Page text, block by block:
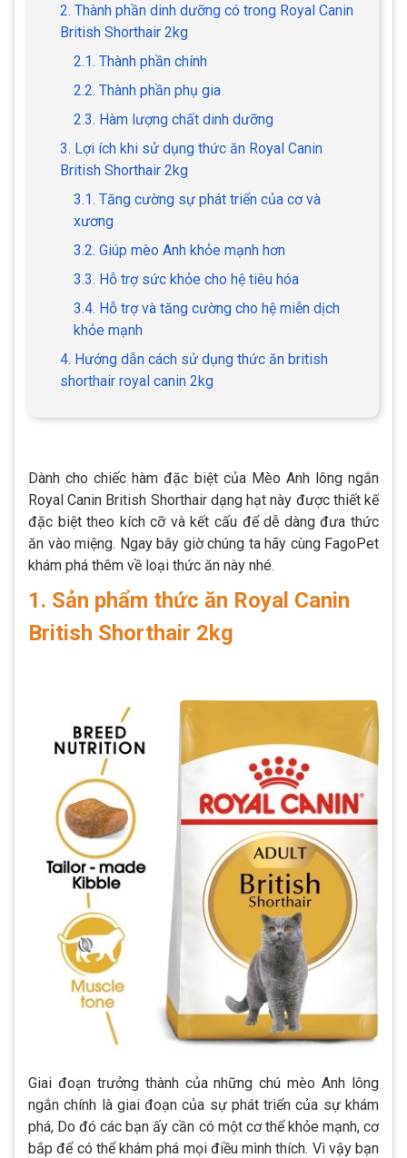
2. Thành phần dinh dưỡng có trong Royal Canin
British Shorthair 2kg
2.1. Thành phần chính
2.2. Thành phần phụ gia
2.3. Hàm lượng chất dinh dưỡng
3. Lợi ích khi sử dụng thức ăn Royal Canin
British Shorthair 2kg
3.1. Tăng cường sự phát triển của cơ và
xương
3.2. Giúp mèo Anh khỏe mạnh hơn
3.3. Hỗ trợ sức khỏe cho hệ tiêu hóa
3.4. Hỗ trợ và tăng cường cho hệ miễn dịch
khỏe mạnh
4. Hướng dẫn cách sử dụng thức ăn british
shorthair royal canin 2kg
Dành cho chiếc hàm đặc biệt của Mèo Anh lông ngắn
Royal Canin British Shorthair dạng hạt này được thiết kế
đặc biệt theo kích cỡ và kết cấu để dễ dàng đưa thức
ăn vào miệng. Ngay bây giờ chúng ta hãy cùng FagoPet
khám phá thêm về loại thức ăn này nhé.
1. Sản phẩm thức ăn Royal Canin
British Shorthair 2kg
Giai đoạn trưởng thành của những chú mèo Anh lông
ngắn chính là giai đoạn của sự phát triển của sự khám
phá, Do đó các bạn ấy cần có một cơ thể khỏe mạnh, cơ
bắp để có thể khám phá mọi điều mình thích. Vì vậy bạn